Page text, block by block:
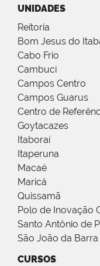
UNIDADES
Reitoria
Bom Jesus do
Cabo Frio
Cambuci
Campos Centro
Campos Guarus
Centro de
Goytacazes
Itaboraí
Itaperuna
Macaé
Maricá
Quissamã
Polo de Inovação
Santo Antônio de
São João da Barra
CURSOS